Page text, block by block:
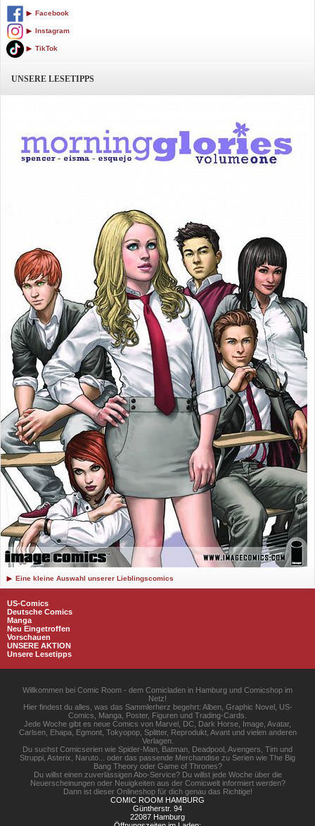
Facebook
Instagram
TikTok
UNSERE LESETIPPS
Eine kleine Auswahl unserer Lieblingscomics
US-Comics
Deutsche Comics
Manga
Neu Eingetroffen
Vorschauen
UNSERE AKTION
Unsere Lesetipps
Willkommen bei Comic Room - dem Comicladen in Hamburg und Comicshop im
Netz!
Hier findest du alles, was das Sammlerherz begehrt: Alben, Graphic Novel, US-
Comics, Manga, Poster, Figuren und Trading-Cards.
Jede Woche gibt es neue Comics von Marvel, DC, Dark Horse, Image, Avatar,
Carlsen, Ehapa, Egmont, Tokyopop, Splitter, Reprodukt, Avant und vielen anderen
Verlagen.
Du suchst Comicserien wie Spider-Man, Batman, Deadpool, Avengers, Tim und
Struppi, Asterix, Naruto... oder das passende Merchandise zu Serien wie The Big
Bang Theory oder Game of Thrones?
Du willst einen zuverlässigen Abo-Service? Du willst jede Woche über die
Neuerscheinungen oder Neuigkeiten aus der Comicwelt informiert werden?
Dann ist dieser Onlineshop für dich genau das Richtige!
COMIC ROOM HAMBURG
Güntherstr. 94
22087 Hamburg